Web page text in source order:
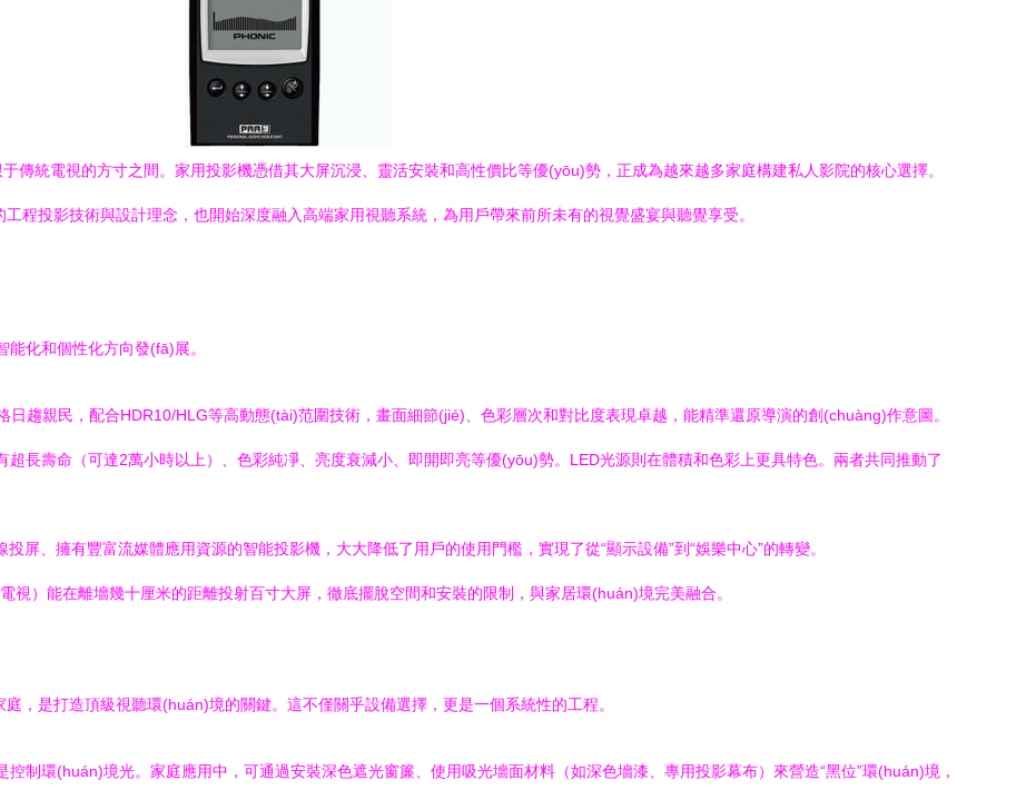
傳統電視的方寸之間。家用投影機憑借其大屏沉浸、靈活安裝和高性價比等優(yōu)勢，正成為越來越多家庭構建私人影院的核心選擇。
程投影技術與設計理念，也開始深度融入高端家用視聽系統，為用戶帶來前所未有的視覺盛宴與聽覺享受。
化和個性化方向發(fā)展。
日趨親民，配合HDR10/HLG等高動態(tài)范圍技術，畫面細節(jié)、色彩層次和對比度表現卓越，能精準還原導演的創(chuàng)作意圖。
超長壽命（可達2萬小時以上）、色彩純凈、亮度衰減小、即開即亮等優(yōu)勢。LED光源則在體積和色彩上更具特色。兩者共同推動了
投屏、擁有豐富流媒體應用資源的智能投影機，大大降低了用戶的使用門檻，實現了從“顯示設備”到“娛樂中心”的轉變。
視）能在離墻幾十厘米的距離投射百寸大屏，徹底擺脫空間和安裝的限制，與家居環(huán)境完美融合。
，是打造頂級視聽環(huán)境的關鍵。這不僅關乎設備選擇，更是一個系統性的工程。
控制環(huán)境光。家庭應用中，可通過安裝深色遮光窗簾、使用吸光墻面材料（如深色墻漆、專用投影幕布）來營造“黑位”環(huán)境，